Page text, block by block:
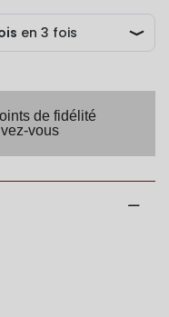
de fidélité
vous